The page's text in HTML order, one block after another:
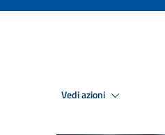
Vedi azioni